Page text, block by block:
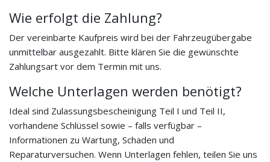
Wie erfolgt die Zahlung?
Der vereinbarte Kaufpreis wird bei der Fahrzeugübergabe
unmittelbar ausgezahlt. Bitte klären Sie die gewünschte
Zahlungsart vor dem Termin mit uns.
Welche Unterlagen werden benötigt?
Ideal sind Zulassungsbescheinigung Teil I und Teil II,
vorhandene Schlüssel sowie – falls verfügbar –
Informationen zu Wartung, Schaden und
Reparaturversuchen. Wenn Unterlagen fehlen, teilen Sie uns